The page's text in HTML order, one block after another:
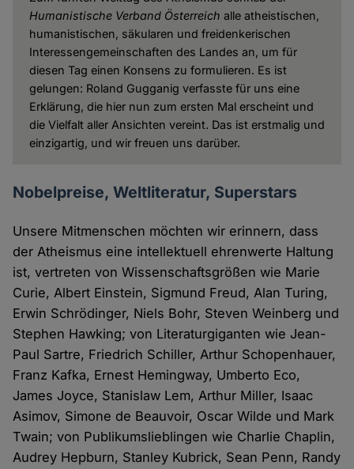
Humanistische Verband Österreich alle atheistischen,
humanistischen, säkularen und freidenkerischen
Interessengemeinschaften des Landes an, um für
diesen Tag einen Konsens zu formulieren. Es ist
gelungen: Roland Gugganig verfasste für uns eine
Erklärung, die hier nun zum ersten Mal erscheint und
die Vielfalt aller Ansichten vereint. Das ist erstmalig und
einzigartig, und wir freuen uns darüber.
Nobelpreise, Weltliteratur, Superstars
Unsere Mitmenschen möchten wir erinnern, dass
der Atheismus eine intellektuell ehrenwerte Haltung
ist, vertreten von Wissenschaftsgrößen wie Marie
Curie, Albert Einstein, Sigmund Freud, Alan Turing,
Erwin Schrödinger, Niels Bohr, Steven Weinberg und
Stephen Hawking; von Literaturgiganten wie Jean-
Paul Sartre, Friedrich Schiller, Arthur Schopenhauer,
Franz Kafka, Ernest Hemingway, Umberto Eco,
James Joyce, Stanislaw Lem, Arthur Miller, Isaac
Asimov, Simone de Beauvoir, Oscar Wilde und Mark
Twain; von Publikumslieblingen wie Charlie Chaplin,
Audrey Hepburn, Stanley Kubrick, Sean Penn, Randy